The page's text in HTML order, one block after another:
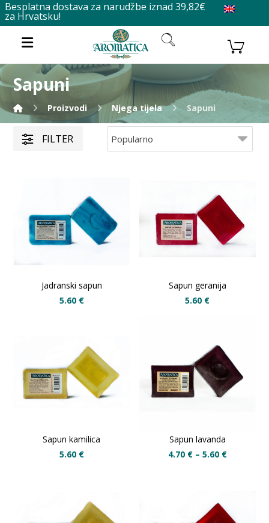
Besplatna dostava za narudžbe iznad 39,82€
za Hrvatsku!
Sapuni
Proizvodi Njega tijela Sapuni
FILTER
Jadranski sapun
5.60 €
Sapun geranija
5.60 €
Sapun kamilica
5.60 €
Sapun lavanda
4.70 €– 5.60 €